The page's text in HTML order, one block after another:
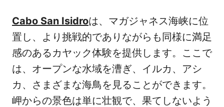
Cabo San Isidroは、マガジャネス海峡に位
置し、より挑戦的でありながらも同様に満足
感のあるカヤック体験を提供します。ここで
は、オープンな水域を漕ぎ、イルカ、アシ
カ、さまざまな海鳥を見ることができます。
岬からの景色は単に壮観で、果てしないよう